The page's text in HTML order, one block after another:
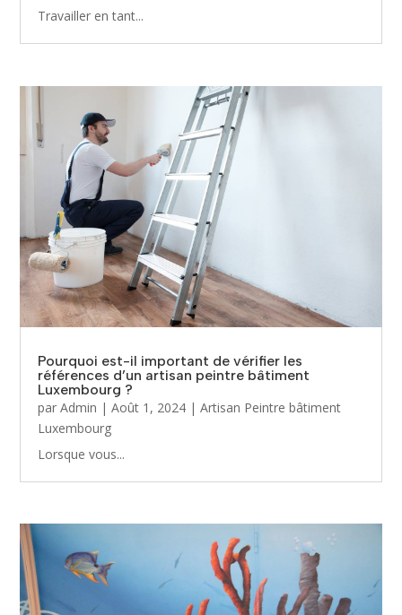
Travailler en tant...
Pourquoi est-il important de vérifier les
références d’un artisan peintre bâtiment
Luxembourg ?
parAdmin |Août 1, 2024 |Artisan Peintre bâtiment
Luxembourg
Lorsque vous...